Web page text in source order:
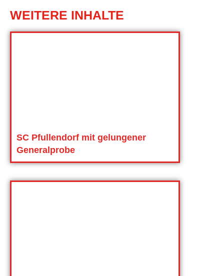
WEITERE INHALTE
SC Pfullendorf mit gelungener
Generalprobe